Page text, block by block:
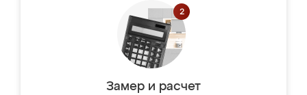
Замер и расчет